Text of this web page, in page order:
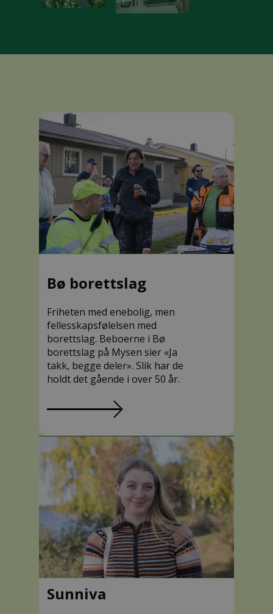
Friheten med enebolig, men
fellesskapsfølelsen med
borettslag. Beboerne i Bø
borettslag på Mysen sier «Ja
takk, begge deler». Slik har de
holdt det gående i over 50 år.
Bø borettslag
Sunniva